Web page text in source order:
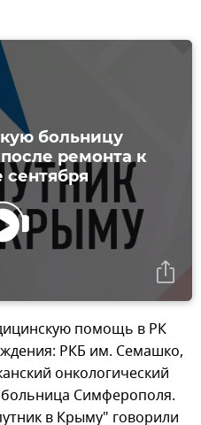
больницу
ремонта к
сентября
помощь в РК
РКБ им. Семашко,
онкологический
больница Симферополя.
в Крыму" говорили